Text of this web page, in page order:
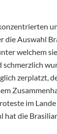
Auswahl
welchem
zerplatzt,
im
hat die